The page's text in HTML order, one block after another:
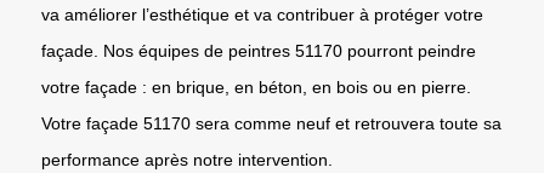
va améliorer l’esthétique et va contribuer à protéger votre
façade. Nos équipes de peintres 51170 pourront peindre
votre façade : en brique, en béton, en bois ou en pierre.
Votre façade 51170 sera comme neuf et retrouvera toute sa
performance après notre intervention.